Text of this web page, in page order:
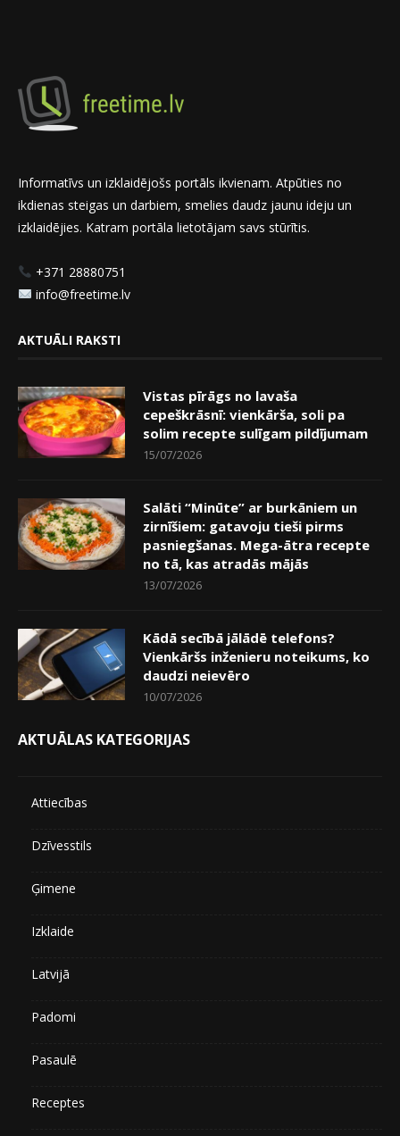
Informatīvs un izklaidējošs portāls ikvienam. Atpūties no
ikdienas steigas un darbiem, smelies daudz jaunu ideju un
izklaidējies. Katram portāla lietotājam savs stūrītis.
+371 28880751
info@freetime.lv
AKTUĀLI RAKSTI
Vistas pīrāgs no lavaša
cepeškrāsnī: vienkārša, soli pa
solim recepte sulīgam pildījumam
15/07/2026
Salāti “Minūte” ar burkāniem un
zirnīšiem: gatavoju tieši pirms
pasniegšanas. Mega-ātra recepte
no tā, kas atradās mājās
13/07/2026
Kādā secībā jālādē telefons?
Vienkāršs inženieru noteikums, ko
daudzi neievēro
10/07/2026
AKTUĀLAS KATEGORIJAS
Attiecības
Dzīvesstils
Ģimene
Izklaide
Latvijā
Padomi
Pasaulē
Receptes